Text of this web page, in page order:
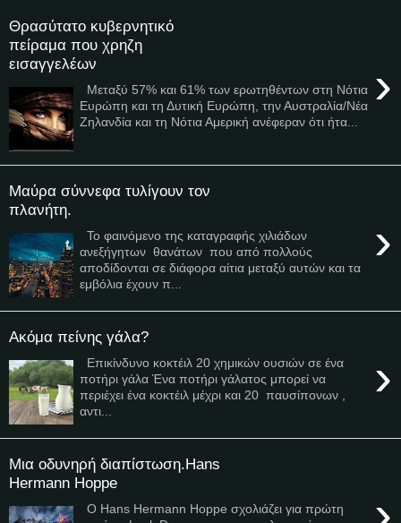
Θρασύτατο κυβερνητικό
πείραμα που χρηζη
εισαγγελέων
›
Μεταξύ 57% και 61% των ερωτηθέντων στη Νότια
Ευρώπη και τη Δυτική Ευρώπη, την Αυστραλία/Νέα
Ζηλανδία και τη Νότια Αμερική ανέφεραν ότι ήτα...
Μαύρα σύννεφα τυλίγουν τον
πλανήτη.
›
Το φαινόμενο της καταγραφής χιλιάδων
ανεξήγητων θανάτων που από πολλούς
αποδίδονται σε διάφορα αίτια μεταξύ αυτών και τα
εμβόλια έχουν π...
Ακόμα πείνης γάλα?
›
Επικίνδυνο κοκτέιλ 20 χημικών ουσιών σε ένα
ποτήρι γάλα Ένα ποτήρι γάλατος μπορεί να
περιέχει ένα κοκτέιλ μέχρι και 20 παυσίπονων ,
αντι...
Μια οδυνηρή διαπίστωση.Hans
Hermann Hoppe
Ο Hans Hermann Hoppe σχολιάζει για πρώτη